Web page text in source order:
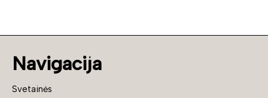
Navigacija
Svetainės